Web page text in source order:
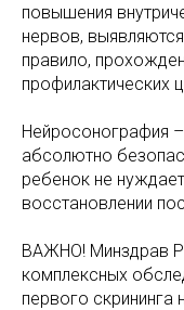
повышения
нервов,
правило,
профилактических
Нейросонография
абсолютно
ребенок не
восстановлении
ВАЖНО! Минздрав
комплексных
первого